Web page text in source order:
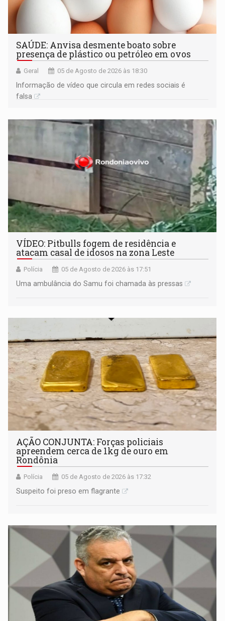
SAÚDE: Anvisa desmente boato sobre
presença de plástico ou petróleo em ovos
Geral 05 de Agosto de 2026 às 18:30
Informação de vídeo que circula em redes sociais é
falsa
VÍDEO: Pitbulls fogem de residência e
atacam casal de idosos na zona Leste
Polícia 05 de Agosto de 2026 às 17:51
Uma ambulância do Samu foi chamada às pressas
AÇÃO CONJUNTA: Forças policiais
apreendem cerca de 1kg de ouro em
Rondônia
Polícia 05 de Agosto de 2026 às 17:32
Suspeito foi preso em flagrante